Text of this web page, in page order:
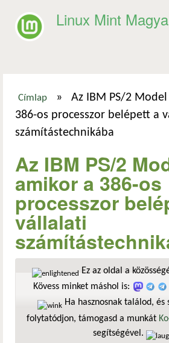
Linux Mint
Jelenlegi hely
Címlap »
Az IBM PS/2
386-os processzor belépett a
számítástechnikába
Az IBM PS/2
amikor a 386-os
processzor
vállalati
Ez az oldal a
Kövess minket máshol is:
Ha hasznosnak találod, és
folytatódjon, támogasd a munkát
segítségével.